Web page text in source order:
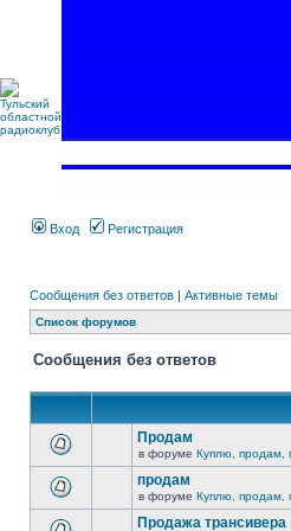
Вход Регистрация
Сообщения без ответов | Активные темы
Список форумов
Сообщения без ответов
Продам
в форуме Куплю, продам,
продам
в форуме Куплю, продам,
Продажа трансивера